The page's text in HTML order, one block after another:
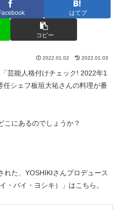
はてブ
コピー
2022.01.02 2022.01.03
芸能人格付けチェック! 2022年1
任シェフ板垣大祐さんの料理が番
こにあるのでしょうか？
れた、YOSHIKIさんプロデュース
・バイ・ヨシキ）」はこちら。